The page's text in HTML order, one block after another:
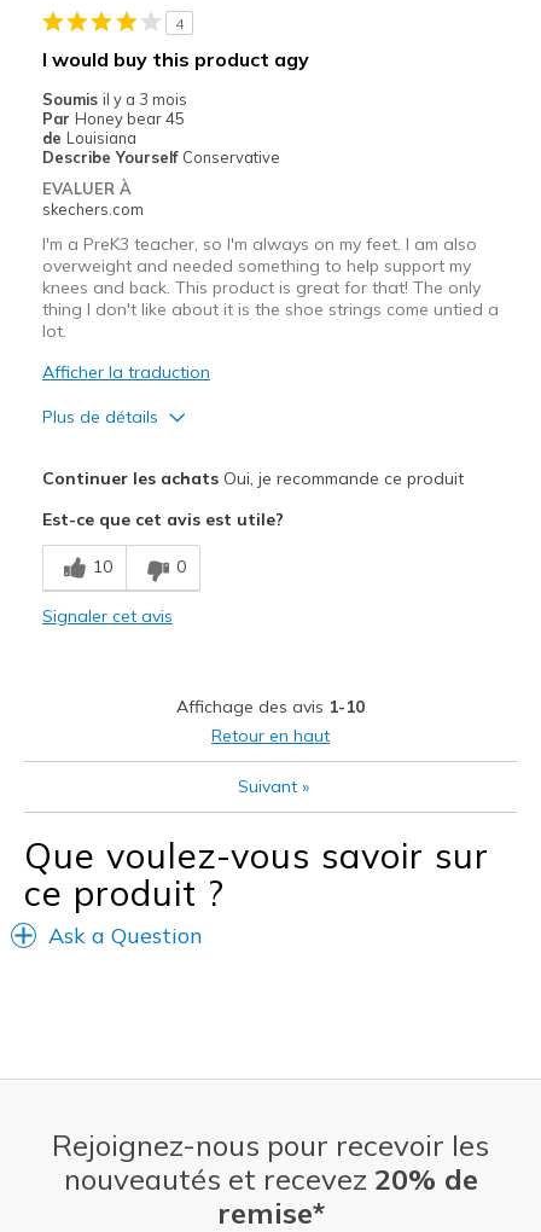
Casual Wear
Width
Sizing
View On Shoes
Shoes are for Wearing
4
I would buy this product agy
Soumis il y a 3 mois
Par Honey bear 45
de Louisiana
Describe Yourself Conservative
EVALUER À
skechers.com
I'm a PreK3 teacher, so I'm always on my feet. I am also
overweight and needed something to help support my
knees and back. This product is great for that! The only
thing I don't like about it is the shoe strings come untied a
lot.
Afficher la traduction
Plus de détails
Breathe Well
Comfortable
Les meilleures utilisations
Casual Wear
Travel
Width
Feels true to width
Sizing
Feels true to size
View On Shoes
Shoes are for Wearing
Continuer les achatsOui, je recommande ce produit
Est-ce que cet avis est utile?
10 0
Signaler cet avis
Affichage des avis 1-10
Retour en haut
Suivant »
Que voulez-vous savoir sur
ce produit ?
Ask a Question
Rejoignez-nous pour recevoir les
nouveautés et recevez 20% de
remise*